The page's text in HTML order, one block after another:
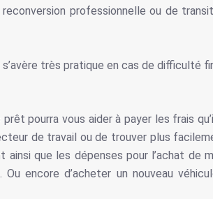
professionnelle ou de
très pratique en cas de difficulté
pourra vous aider à payer les frais
de travail ou de trouver plus
que les dépenses pour l’achat de
encore d’acheter un nouveau